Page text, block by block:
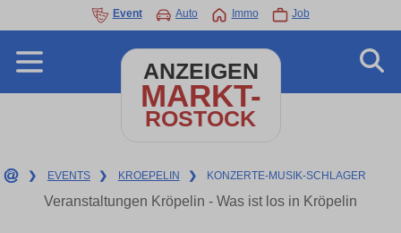
Event Auto Immo Job
ANZEIGEN
MARKT-
ROSTOCK
❯ EVENTS ❯ KROEPELIN ❯ KONZERTE-MUSIK-SCHLAGER
Veranstaltungen Kröpelin - Was ist los in Kröpelin